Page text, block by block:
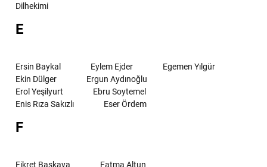
Dilhekimi
E
Ersin Baykal Eylem Ejder
Egemen Yılgür
Ekin Dülger
Ergun Aydınoğlu
Erol Yeşilyurt
Ebru Soytemel
Enis Rıza Sakızlı
Eser Ördem
F
Fikret Başkaya
Fatma Altun